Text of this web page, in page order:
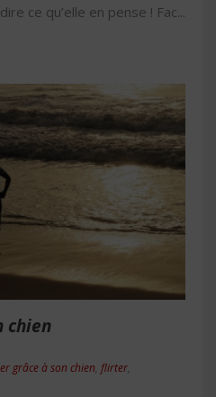
ce qu’elle en pense ! Fac...
chien
grâce à son chien flirter